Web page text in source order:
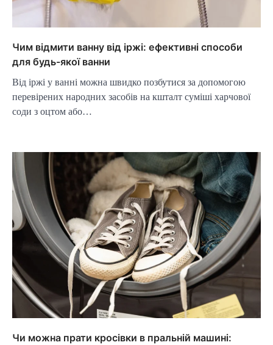
Чим відмити ванну від іржі: ефективні способи
для будь-якої ванни
Від іржі у ванні можна швидко позбутися за допомогою
перевірених народних засобів на кшталт суміші харчової
соди з оцтом або…
Чи можна прати кросівки в пральній машині: